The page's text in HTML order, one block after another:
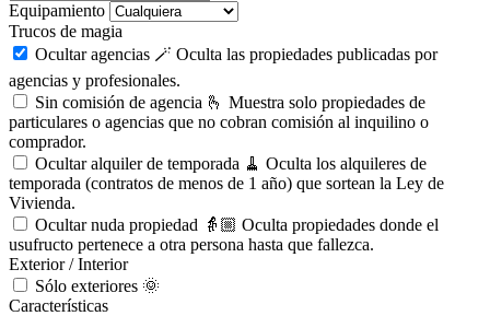
Equipamiento
Trucos de magia
Ocultar agencias 🪄 Oculta las propiedades publicadas por
agencias y profesionales.
Sin comisión de agencia 🫰 Muestra solo propiedades de
particulares o agencias que no cobran comisión al inquilino o
comprador.
Ocultar alquiler de temporada 🧹 Oculta los alquileres de
temporada (contratos de menos de 1 año) que sortean la Ley de
Vivienda.
Ocultar nuda propiedad 👵🏼 Oculta propiedades donde el
usufructo pertenece a otra persona hasta que fallezca.
Exterior / Interior
Sólo exteriores 🌞
Características